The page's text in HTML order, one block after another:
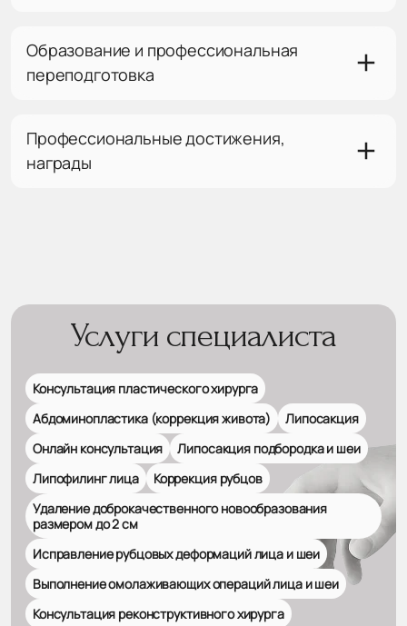
Образование и профессиональная
переподготовка
Профессиональные достижения,
награды
Услуги специалиста
Консультация пластического хирурга
Абдоминопластика (коррекция живота)
Липосакция
Онлайн консультация
Липосакция подбородка и шеи
Липофилинг лица
Коррекция рубцов
Удаление доброкачественного новообразования
размером до 2 см
Исправление рубцовых деформаций лица и шеи
Выполнение омолаживающих операций лица и шеи
Консультация реконструктивного хирурга